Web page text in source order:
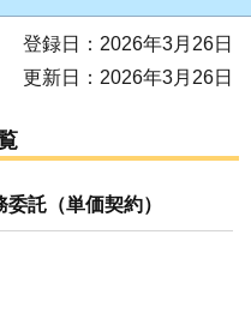
登録日：2026年3月26日
更新日：2026年3月26日
託（単価契約）